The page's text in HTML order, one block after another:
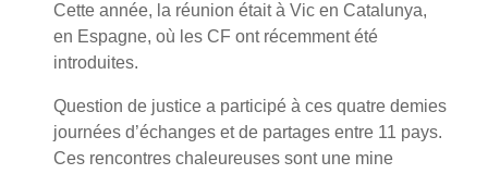
Cette année, la réunion était à Vic en Catalunya,
en Espagne, où les CF ont récemment été
introduites.
Question de justice a participé à ces quatre demies
journées d’échanges et de partages entre 11 pays.
Ces rencontres chaleureuses sont une mine